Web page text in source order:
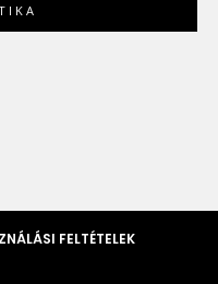
FELTÉTELEK